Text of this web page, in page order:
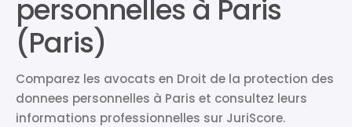
personnelles à Paris
(Paris)
Comparez les avocats en Droit de la protection des
donnees personnelles à Paris et consultez leurs
informations professionnelles sur JuriScore.